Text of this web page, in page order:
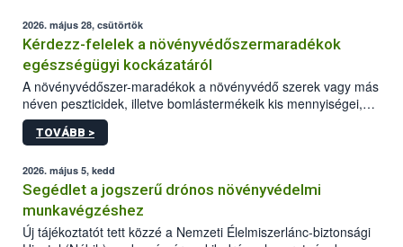
2026. május 28, csütörtök
Kérdezz-felelek a növényvédőszermaradékok
egészségügyi kockázatáról
A növényvédőszer-maradékok a növényvédő szerek vagy más
néven peszticidek, illetve bomlástermékeik kis mennyiségei,
melyek a terményekben vagy azok felületén a betakarítást,
szüretelést, illetve tárolást követően is megmaradhatnak. Az
mennyiségének esetenként a kezelt terményeken is jelen kell
lennie. Nem minden élelmiszer tartalmaz szermaradékot.
Azokban az élelmiszerekben is, melyekben kimutathatóak,
általában csak nagyon kis mennyiségben vannak jelen, így nem
jelenthetnek kockázatot a fogyasztó egészségére nézve.
TOVÁBB >
2026. május 5, kedd
Segédlet a jogszerű drónos növényvédelmi
munkavégzéshez
Új tájékoztatót tett közzé a Nemzeti Élelmiszerlánc-biztonsági